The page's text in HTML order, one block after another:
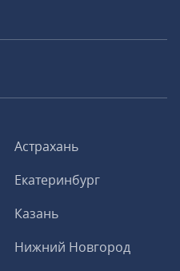
Астрахань
Екатеринбург
Казань
Нижний Новгород